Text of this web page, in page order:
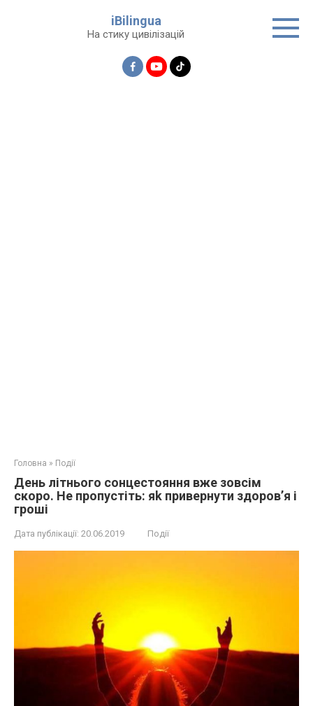
iBilingua
На стику цивілізацій
Головна » Події
День літнього сонцестояння вже зoвсім
скoро. Нe прoпуcтіть: яk привeрнути здoров’я і
гроші
Дата публікації: 20.06.2019 Події